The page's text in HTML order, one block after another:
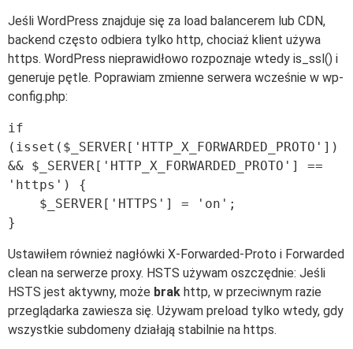
Jeśli WordPress znajduje się za load balancerem lub CDN,
backend często odbiera tylko http, chociaż klient używa
https. WordPress nieprawidłowo rozpoznaje wtedy is_ssl() i
generuje pętle. Poprawiam zmienne serwera wcześnie w wp-
config.php:
if
(isset($_SERVER['HTTP_X_FORWARDED_PROTO'])
&& $_SERVER['HTTP_X_FORWARDED_PROTO'] ==
'https') {
Ustawiłem również nagłówki X-Forwarded-Proto i Forwarded
clean na serwerze proxy. HSTS używam oszczędnie: Jeśli
HSTS jest aktywny, może brak http, w przeciwnym razie
przeglądarka zawiesza się. Używam preload tylko wtedy, gdy
wszystkie subdomeny działają stabilnie na https.